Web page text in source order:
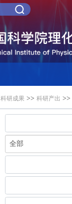
科研成果 >> 科研产出 >>